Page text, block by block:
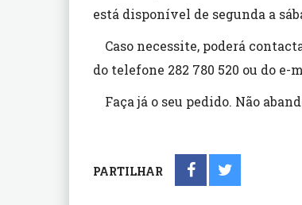
está disponível de segunda a
Caso necessite, poderá
do telefone 282 780 520 ou do
Faça já o seu pedido. Não
PARTILHAR